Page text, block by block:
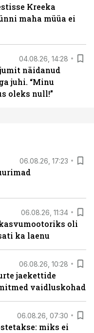
Kreeka
maha müüa ei
04.08.26, 14:28
näidanud
juhi. “Minu
oleks null!”
06.08.26, 17:23
06.08.26, 11:34
oli
ka laenu
06.08.26, 10:28
jaekettide
vaidluskohad
06.08.26, 07:30
miks ei